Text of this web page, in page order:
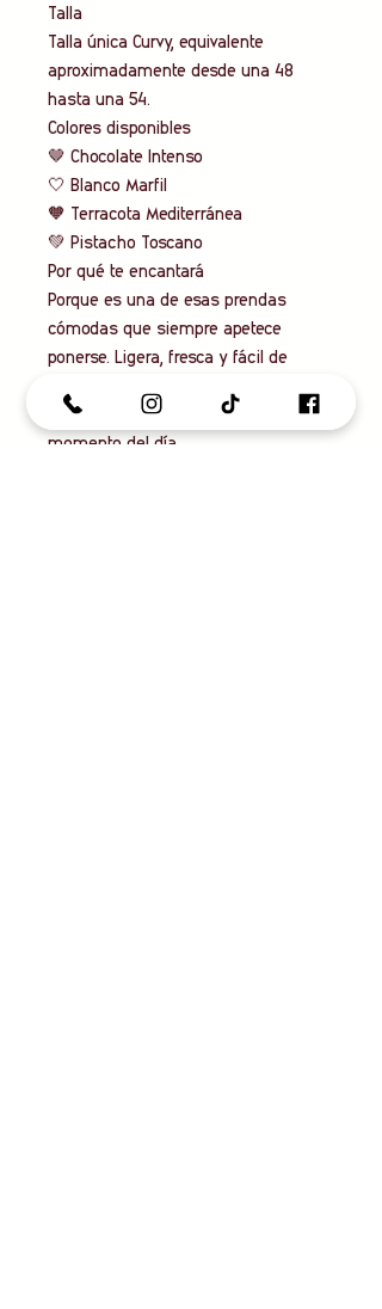
Talla
Talla única Curvy, equivalente
aproximadamente desde una 48
hasta una 54.
Colores disponibles
🤎 Chocolate Intenso
🤍 Blanco Marfil
🧡 Terracota Mediterránea
💚 Pistacho Toscano
Por qué te encantará
Porque es una de esas prendas
cómodas que siempre apetece
ponerse. Ligera, fresca y fácil de
favorecedores para cualquier
momento del día.